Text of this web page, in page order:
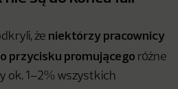
że niektórzy pracownicy
przycisku promującego różne
ok. 1–2% wszystkich